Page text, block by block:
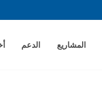
المشاريع الدعم